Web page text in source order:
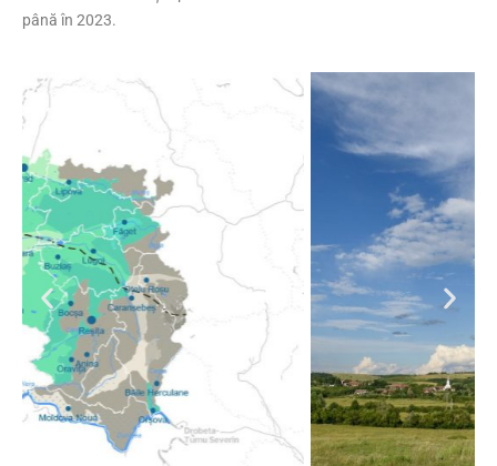
până în 2023.